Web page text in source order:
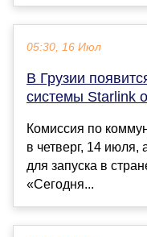
05:30, 16 Июл
В Грузии
системы Starlink
Комиссия по
в четверг, 14
для запуска в
«Сегодня...